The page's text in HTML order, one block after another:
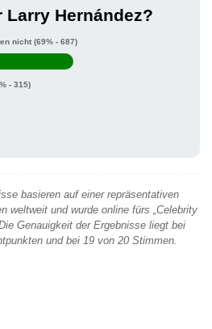
Larry Hernández?
nicht(69% - 687)
- 315)
basieren auf einer repräsentativen
weltweit und wurde online fürs „Celebrity
Genauigkeit der Ergebnisse liegt bei
und bei 19 von 20 Stimmen.